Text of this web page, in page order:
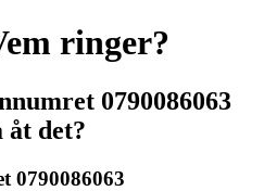
ringer?
0790086063
åt det?
0790086063